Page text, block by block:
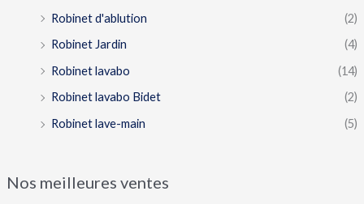
Robinet d'ablution
(2)
Robinet Jardin
(4)
Robinet lavabo
(14)
Robinet lavabo Bidet
(2)
Robinet lave-main
(5)
Nos meilleures ventes